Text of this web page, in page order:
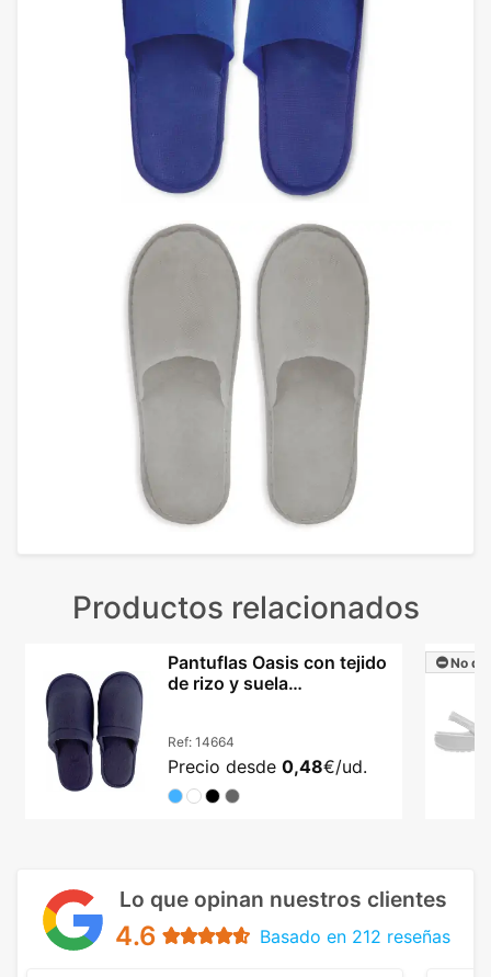
Productos relacionados
Pantuflas Oasis con tejido
de rizo y suela
Ref: 14664
Precio desde 0,48€/ud.
No
Lo que opinan nuestros clientes
4.6 Basado en 212 reseñas